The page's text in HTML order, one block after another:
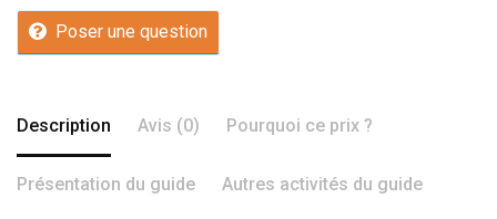
Poser une question
Description Avis (0) Pourquoi ce prix ?
Présentation du guide Autres activités du guide